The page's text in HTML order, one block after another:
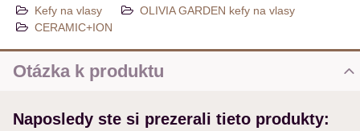
Kefy na vlasy
OLIVIA GARDEN kefy na vlasy
CERAMIC+ION
Otázka k produktu
MENO
Naposledy ste si prezerali tieto produkty: